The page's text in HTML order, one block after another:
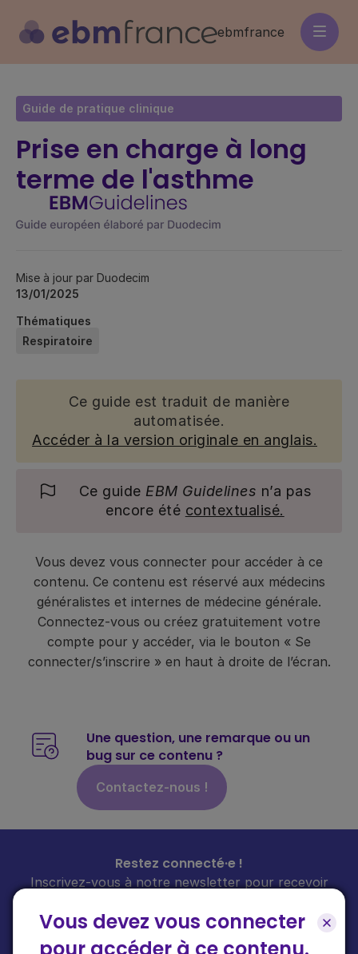
contenu
principal
ebmfrance
Vous devez vous connecter
Guide de pratique clinique
Prise en charge à long
terme de l'asthme
Mise à jour par Duodecim
13/01/2025
Thématiques
Respiratoire
Ce guide est traduit de manière
automatisée.
Accéder à la version originale en anglais.
Ce guide EBM Guidelines n’a pas
encore été contextualisé.
Vous devez vous connecter pour accéder à ce
contenu. Ce contenu est réservé aux médecins
généralistes et internes de médecine générale.
Connectez-vous ou créez gratuitement votre
compte pour y accéder, via le bouton « Se
connecter/s’inscrire » en haut à droite de l’écran.
Une question, une remarque ou un
bug sur ce contenu ?
Contactez-nous !
Restez connecté·e !
Inscrivez-vous à notre newsletter pour recevoir
votre boîte mail.